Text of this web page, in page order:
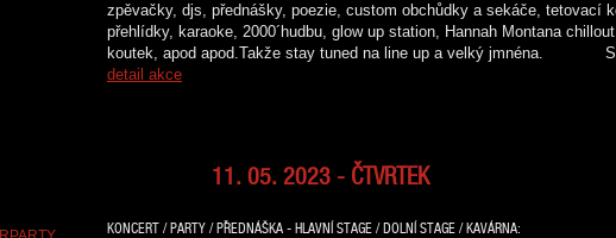
zpěvačky, djs, přednášky, poezie, custom obchůdky a sekáče, tetovací
přehlídky, karaoke, 2000´hudbu, glow up station, Hannah Montana
koutek, apod apod.Takže stay tuned na line up a velký jmnéna.
detail akce
11. 05. 2023 - ČTVRTEK
KONCERT / PARTY / PŘEDNÁŠKA - HLAVNÍ STAGE / DOLNÍ STAGE / KAVÁRNA: